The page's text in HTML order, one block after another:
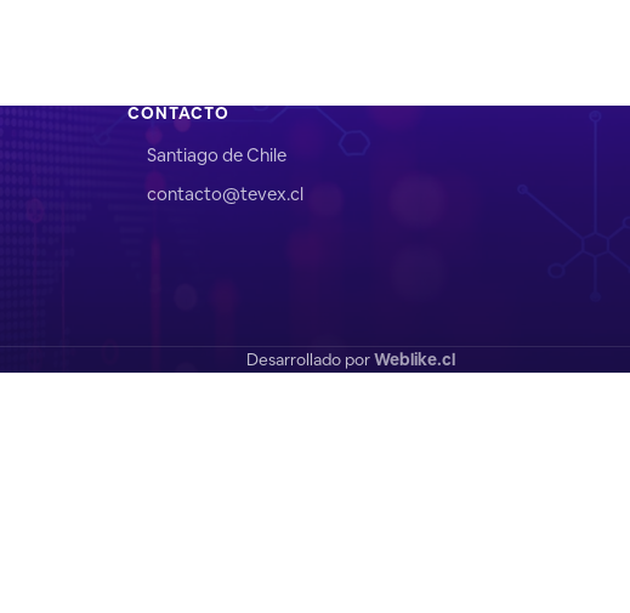
CONTACTO
Santiago de Chile
contacto@tevex.cl
Desarrollado porWeblike.cl